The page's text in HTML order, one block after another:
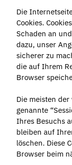
Die
Cookies.
Schaden an
dazu, unser
sicherer zu
die auf Ihrem
Browser
Die meisten
genannte
Ihres Besuchs
bleiben auf
löschen. Diese
Browser beim